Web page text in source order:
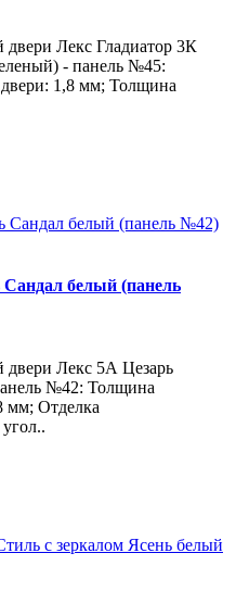
двери Лекс Гладиатор 3К
- панель №45:
1,8 мм; Толщина
Сандал белый (панель
двери Лекс 5А Цезарь
№42: Толщина
мм; Отделка